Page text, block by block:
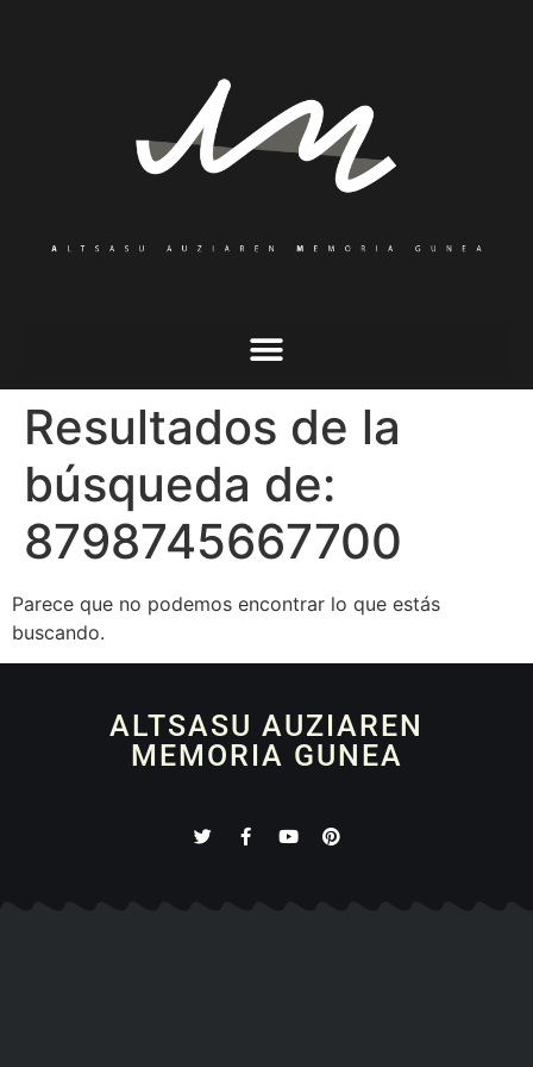
Resultados de la
búsqueda de:
8798745667700
Parece que no podemos encontrar lo que estás
buscando.
ALTSASU AUZIAREN
MEMORIA GUNEA